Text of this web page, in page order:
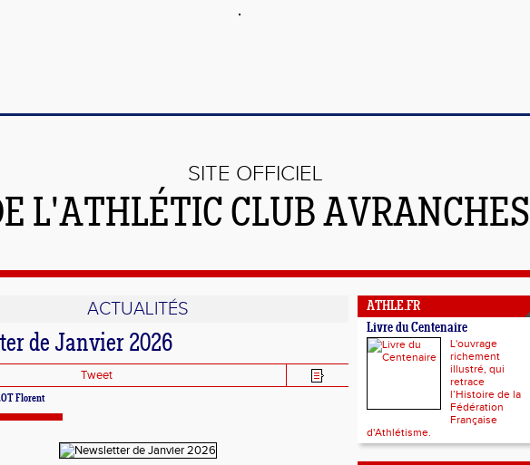
SITE OFFICIEL
L'ATHLÉTIC CLUB AVRANCHES
ACTUALITÉS
de Janvier 2026
Tweet
Florent
ATHLE.FR
Livre du Centenaire
L'ouvrage
richement
illustré, qui
retrace
l’Histoire de la
Fédération
Française
d'Athlétisme.